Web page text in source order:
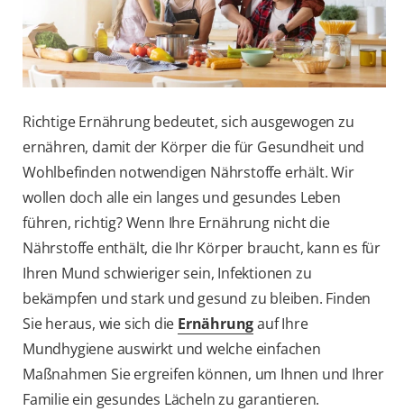
Richtige Ernährung bedeutet, sich ausgewogen zu
ernähren, damit der Körper die für Gesundheit und
Wohlbefinden notwendigen Nährstoffe erhält. Wir
wollen doch alle ein langes und gesundes Leben
führen, richtig? Wenn Ihre Ernährung nicht die
Nährstoffe enthält, die Ihr Körper braucht, kann es für
Ihren Mund schwieriger sein, Infektionen zu
bekämpfen und stark und gesund zu bleiben. Finden
Sie heraus, wie sich die Ernährungauf Ihre
Mundhygiene auswirkt und welche einfachen
Maßnahmen Sie ergreifen können, um Ihnen und Ihrer
Familie ein gesundes Lächeln zu garantieren.